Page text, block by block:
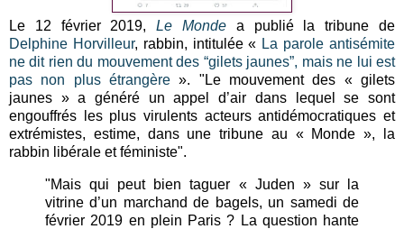
Le 12 février 2019,Le Monde a publié la tribune de
Delphine Horvilleur, rabbin, intitulée « La parole antisémite
ne dit rien du mouvement des “gilets jaunes”, mais ne lui est
pas non plus étrangère ». "Le mouvement des « gilets
jaunes » a généré un appel d’air dans lequel se sont
engouffrés les plus virulents acteurs antidémocratiques et
extrémistes, estime, dans une tribune au « Monde », la
rabbin libérale et féministe".
"Mais qui peut bien taguer « Juden » sur la
vitrine d’un marchand de bagels, un samedi de
février 2019 en plein Paris ? La question hante